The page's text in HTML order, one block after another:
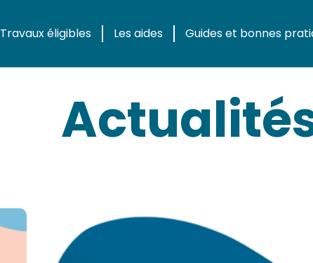
Travaux éligibles Les aides
Guides et bonnes